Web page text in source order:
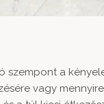
a
vagy